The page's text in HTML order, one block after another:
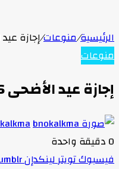
الرئيسية/منوعات/إجازة عيد الأضحى 2026 رسميًا.. الحكومة تعلن
منوعات
إجازة عيد الأضحى 2026 رسميًا.. الحكومة تعلن عطلة 6 أيام متتالية بقرار من رئيس الوزراء
0 دقيقة واحدة
فيسبوكتويترلينكدإن